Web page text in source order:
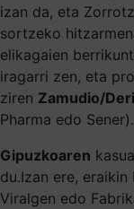
izan da, eta
sortzeko
elikagaien
iragarri zen, eta
ziren Zamudio/
Pharma edo Sener).
Gipuzkoaren
du.Izan ere,
Viralgen edo